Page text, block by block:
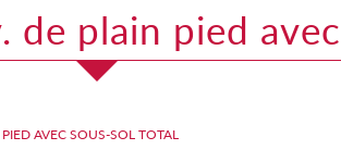
de plain pied
AVEC SOUS-SOL TOTAL